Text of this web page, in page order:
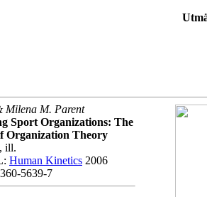
Milena M. Parent
Sport Organizations: The
Organization Theory
ill.
Human Kinetics 2006
5639-7